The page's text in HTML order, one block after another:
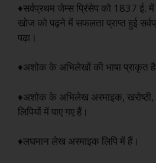
♦सर्वप्रथम जेम्स प्रिंसेप को 1837
खोज को पढ़ने में सफलता प्राप्त हुई
पढ़ा।
♦अशोक के अभिलेखों की भाषा प्राकृत
♦अशोक के अभिलेख अरमाइक, खरोष्ठी,
लिपियों में पाए गए हैं।
♦लघमान लेख अरमाइक लिपि में हैं।